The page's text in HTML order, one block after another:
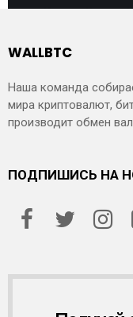
WALLBTC
Наша команда
мира криптовалют,
производит обмен
ПОДПИШИСЬ НА